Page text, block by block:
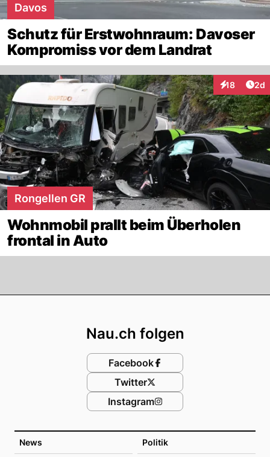
Davos
Schutz für Erstwohnraum: Davoser
Kompromiss vor dem Landrat
18
Interaktionen
2d
Rongellen GR
Wohnmobil prallt beim Überholen
frontal in Auto
News Politik
Nau.ch folgen
Facebook
Twitter
Instagram